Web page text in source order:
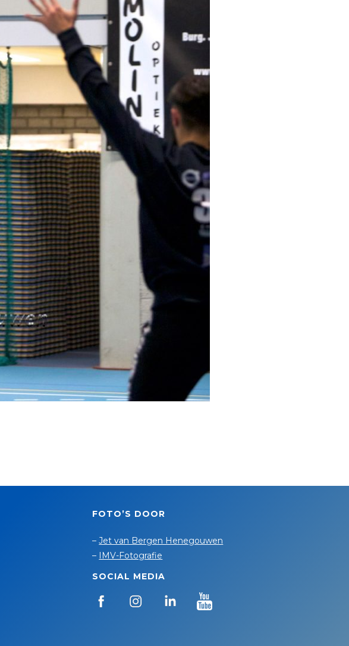
FOTO’S DOOR
–Jet van Bergen Henegouwen
– IMV-Fotografie
SOCIAL MEDIA